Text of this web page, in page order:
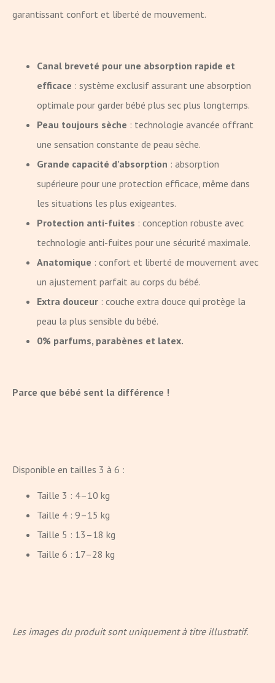
garantissant confort et liberté de mouvement.
Canal breveté pour une absorption rapide et
efficace : système exclusif assurant une absorption
optimale pour garder bébé plus sec plus longtemps.
Peau toujours sèche : technologie avancée offrant
une sensation constante de peau sèche.
Grande capacité d’absorption : absorption
supérieure pour une protection efficace, même dans
les situations les plus exigeantes.
Protection anti-fuites : conception robuste avec
technologie anti-fuites pour une sécurité maximale.
Anatomique : confort et liberté de mouvement avec
un ajustement parfait au corps du bébé.
Extra douceur : couche extra douce qui protège la
peau la plus sensible du bébé.
0% parfums, parabènes et latex.
Parce que bébé sent la différence !
Disponible en tailles 3 à 6 :
Taille 3 : 4–10 kg
Taille 4 : 9–15 kg
Taille 5 : 13–18 kg
Taille 6 : 17–28 kg
Les images du produit sont uniquement à titre illustratif.